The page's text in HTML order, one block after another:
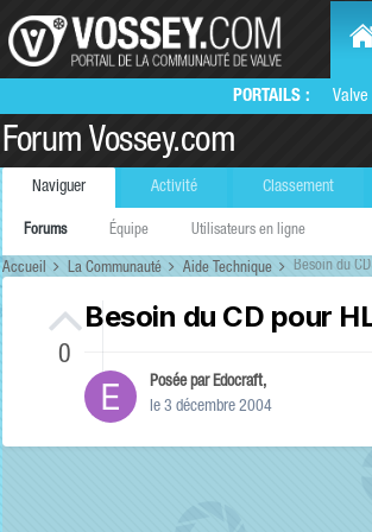
PORTAILS : Valve
Forum Vossey.com
Naviguer
Forums Équipe Utilisateurs en ligne
Activité Classement
Accueil La Communauté Aide Technique Besoin du
0
Besoin du CD pour
Posée parEdocraft,
le 3 décembre 2004